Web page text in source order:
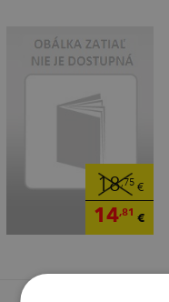
18,75€
14,81 €